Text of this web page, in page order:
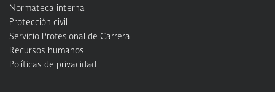
Normateca interna
Protección civil
Servicio Profesional de Carrera
Recursos humanos
Políticas de privacidad